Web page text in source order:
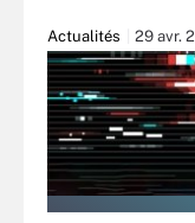
Actualités 29 avr.